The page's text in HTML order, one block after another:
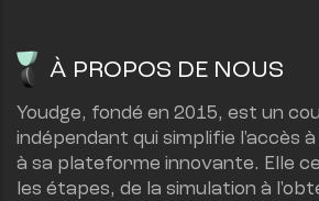
À PROPOS DE NOUS
Youdge, fondé en 2015, est un
indépendant qui simplifie l'accès
à sa plateforme innovante. Elle
les étapes, de la simulation à